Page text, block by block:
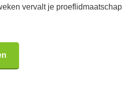
vervalt je proeflidmaatschap